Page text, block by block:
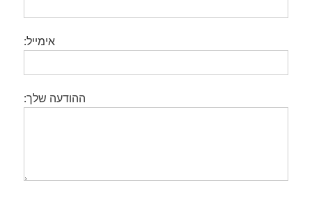
אימייל:
ההודעה שלך: